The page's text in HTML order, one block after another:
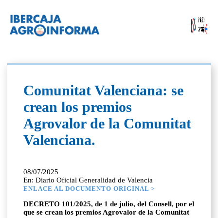
Comunitat Valenciana: se
crean los premios
Agrovalor de la Comunitat
Valenciana.
08/07/2025
En: Diario Oficial Generalidad de Valencia
ENLACE AL DOCUMENTO ORIGINAL >
DECRETO 101/2025, de 1 de julio, del Consell, por el
que se crean los premios Agrovalor de la Comunitat